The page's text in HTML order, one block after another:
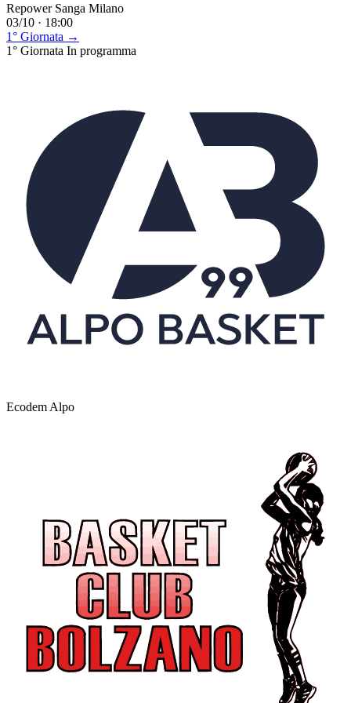
Repower Sanga Milano
03/10 · 18:00
1° Giornata →
1° Giornata In programma
Ecodem Alpo